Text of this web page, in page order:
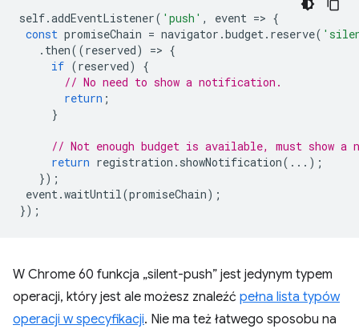
self.addEventListener( 'push' , event => {
const promiseChain = navigator .budget. reserve(
. then((reserved) => {
if (reserved)
{
// No need to show a notification.
return ;
}
// Not enough budget is available, must show
return registration . showNotification(...);
});
event.waitUntil(promiseChain);
});
W Chrome 60 funkcja „silent-push” jest jedynym typem
operacji, który jest ale możesz znaleźć pełna lista typów
operacji w specyfikacji. Nie ma też łatwego sposobu na